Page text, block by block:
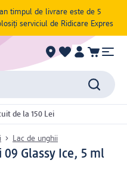
timpul de livrare este de 5
serviciul de Ridicare Expres
de la 150 Lei
Lac de unghii
Glassy Ice, 5 ml